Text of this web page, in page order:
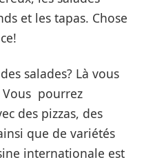
et les tapas. Chose
salades? Là vous
Vous pourrez
des pizzas, des
que de variétés
internationale est